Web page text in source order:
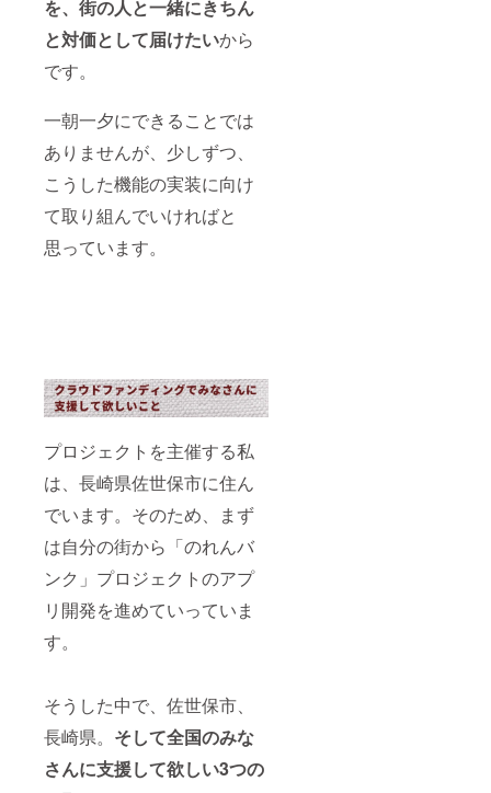
を、街の人と一緒にきちん
と対価として届けたいから
です。
一朝一夕にできることでは
ありませんが、少しずつ、
こうした機能の実装に向け
て取り組んでいければと
思っています。
プロジェクトを主催する私
は、長崎県佐世保市に住ん
でいます。そのため、まず
は自分の街から「のれんバ
ンク」プロジェクトのアプ
リ開発を進めていっていま
す。
そうした中で、佐世保市、
長崎県。 そして全国のみな
さんに支援して欲しい3つの